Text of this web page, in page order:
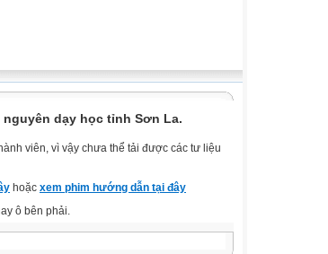
dạy học tỉnh Sơn La.
viên, vì vậy chưa thể tải được các tư liệu
hoặc xem phim hướng dẫn tại đây
ô bên phải.